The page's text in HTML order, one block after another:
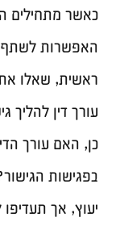
כאשר מתחילים
האפשרות לשתף
ראשית, שאלו
עורך דין להליך
כן, האם עורך
בפגישות
יעוץ, אך